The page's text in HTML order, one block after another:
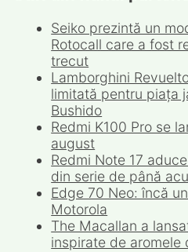
Seiko prezintă un
Rotocall care a fost
trecut
Lamborghini
limitată pentru piața
Bushido
Redmi K100 Pro se
august
Redmi Note 17
din serie de până
Edge 70 Neo: încă
Motorola
The Macallan a
inspirate de aromele